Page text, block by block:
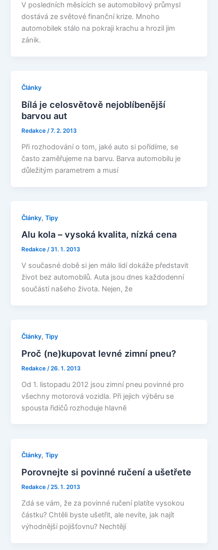
V posledních měsících se automobilový průmysl
dostává ze světové finanční krize. Mnoho
automobilek stálo na pokraji krachu a hrozil jim
zánik.
Články
Bílá je celosvětově nejoblíbenější
barvou aut
Redakce/7. 2. 2013
Při rozhodování o tom, jaké auto si pořídíme, se
často zaměřujeme na barvu. Barva automobilu je
důležitým parametrem a musí
Články,Tipy
Alu kola – vysoká kvalita, nízká cena
Redakce/31. 1. 2013
V současné době si jen málo lidí dokáže představit
život bez automobilů. Auta jsou dnes každodenní
součástí našeho života. Nejen, že
Články,Tipy
Proč (ne)kupovat levné zimní pneu?
Redakce /26. 1. 2013
Od 1. listopadu 2012 jsou zimní pneu povinné pro
všechny motorová vozidla. Při jejich výběru se
spousta řidičů rozhoduje hlavně
Články,Tipy
Porovnejte si povinné ručení a ušetřete
Redakce/25. 1. 2013
Zdá se vám, že za povinné ručení platíte vysokou
částku? Chtěli byste ušetřit, ale nevíte, jak najít
výhodnější pojišťovnu? Nechtějí